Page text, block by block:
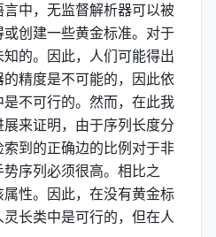
中，无监督解析器可以被
创建一些黄金标准。对于
的。因此，人们可能得出
精度是不可能的，因此依
不可行的。然而，在此我
来证明，由于序列长度分
到的正确边的比例对于非
序列必须很高。相比之
性。因此，在没有黄金标
长类中是可行的，但在人